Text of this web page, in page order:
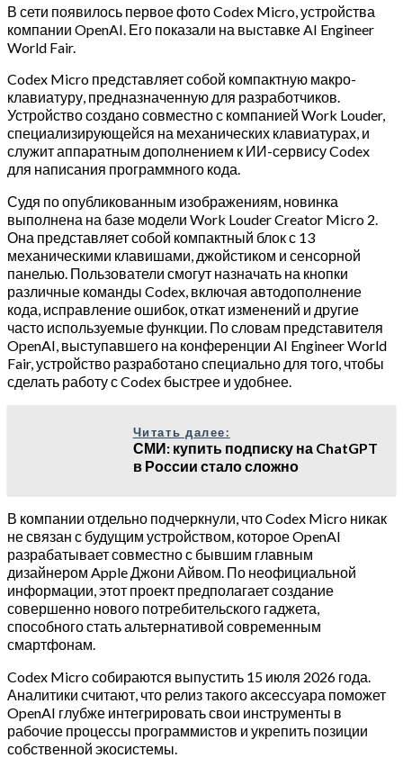
В сети появилось первое фото Codex Micro, устройства
компании OpenAI. Его показали на выставке AI Engineer
World Fair.
Codex Micro представляет собой компактную макро-
клавиатуру, предназначенную для разработчиков.
Устройство создано совместно с компанией Work Louder,
специализирующейся на механических клавиатурах, и
служит аппаратным дополнением к ИИ-сервису Codex
для написания программного кода.
Судя по опубликованным изображениям, новинка
выполнена на базе модели Work Louder Creator Micro 2.
Она представляет собой компактный блок с 13
механическими клавишами, джойстиком и сенсорной
панелью. Пользователи смогут назначать на кнопки
различные команды Codex, включая автодополнение
кода, исправление ошибок, откат изменений и другие
часто используемые функции. По словам представителя
OpenAI, выступавшего на конференции AI Engineer World
Fair, устройство разработано специально для того, чтобы
сделать работу с Codex быстрее и удобнее.
Читать далее:
СМИ: купить подписку на ChatGPT
в России стало сложно
В компании отдельно подчеркнули, что Codex Micro никак
не связан с будущим устройством, которое OpenAI
разрабатывает совместно с бывшим главным
дизайнером Apple Джони Айвом. По неофициальной
информации, этот проект предполагает создание
совершенно нового потребительского гаджета,
способного стать альтернативой современным
смартфонам.
Codex Micro собираются выпустить 15 июля 2026 года.
Аналитики считают, что релиз такого аксессуара поможет
OpenAI глубже интегрировать свои инструменты в
рабочие процессы программистов и укрепить позиции
собственной экосистемы.